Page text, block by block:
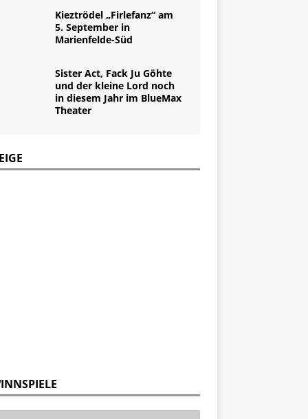
Kieztrödel „Firlefanz“ am
5. September in
Marienfelde-Süd
Sister Act, Fack Ju Göhte
und der kleine Lord noch
in diesem Jahr im BlueMax
Theater